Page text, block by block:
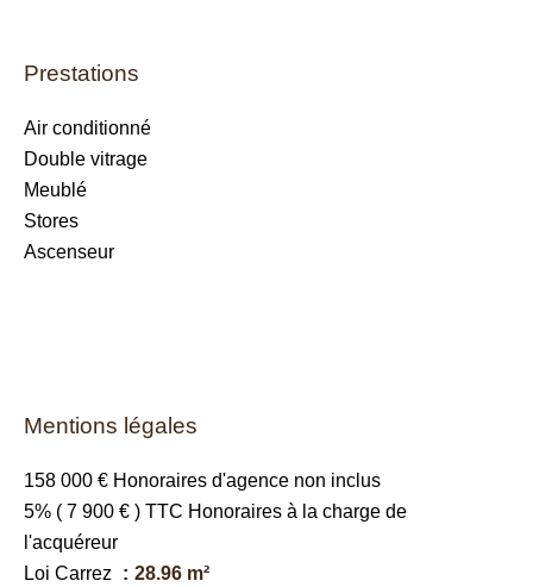
Prestations
Air conditionné
Double vitrage
Meublé
Stores
Ascenseur
Mentions légales
158 000 € Honoraires d'agence non inclus
5% ( 7 900 € ) TTC Honoraires à la charge de
l'acquéreur
Loi Carrez
28.96 m²